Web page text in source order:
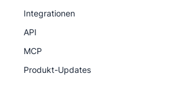
Integrationen
API
MCP
Produkt-Updates